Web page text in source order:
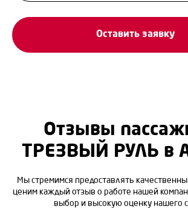
Оставить заявку
Отзывы
ТРЕЗВЫЙ РУЛЬ в
Мы стремимся предоставлять
ценим каждый отзыв о работе нашей
выбор и высокую оценку нашего